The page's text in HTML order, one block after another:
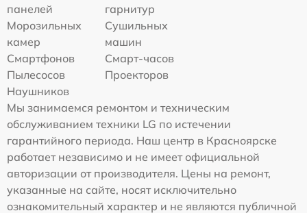
панелей
гарнитур
Морозильных
камер
Сушильных
машин
Смартфонов
Смарт-часов
Пылесосов
Проекторов
Наушников
Мы занимаемся ремонтом и техническим
обслуживанием техники LG по истечении
гарантийного периода. Наш центр в Красноярске
работает независимо и не имеет официальной
авторизации от производителя. Цены на ремонт,
указанные на сайте, носят исключительно
ознакомительный характер и не являются публичной